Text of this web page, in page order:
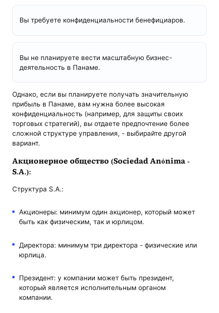
Вы требуете конфиденциальности бенефициаров.
Вы не планируете вести масштабную бизнес-
деятельность в Панаме.
Однако, если вы планируете получать значительную
прибыль в Панаме, вам нужна более высокая
конфиденциальность (например, для защиты своих
торговых стратегий), вы отдаете предпочтение более
сложной структуре управления, - выбирайте другой
вариант.
Акционерное общество (Sociedad Anónima -
S.A.):
Структура S.A.:
Акционеры: минимум один акционер, который может
быть как физическим, так и юрлицом.
Директора: минимум три директора - физические или
юрлица.
Президент: у компании может быть президент,
который является исполнительным органом
компании.